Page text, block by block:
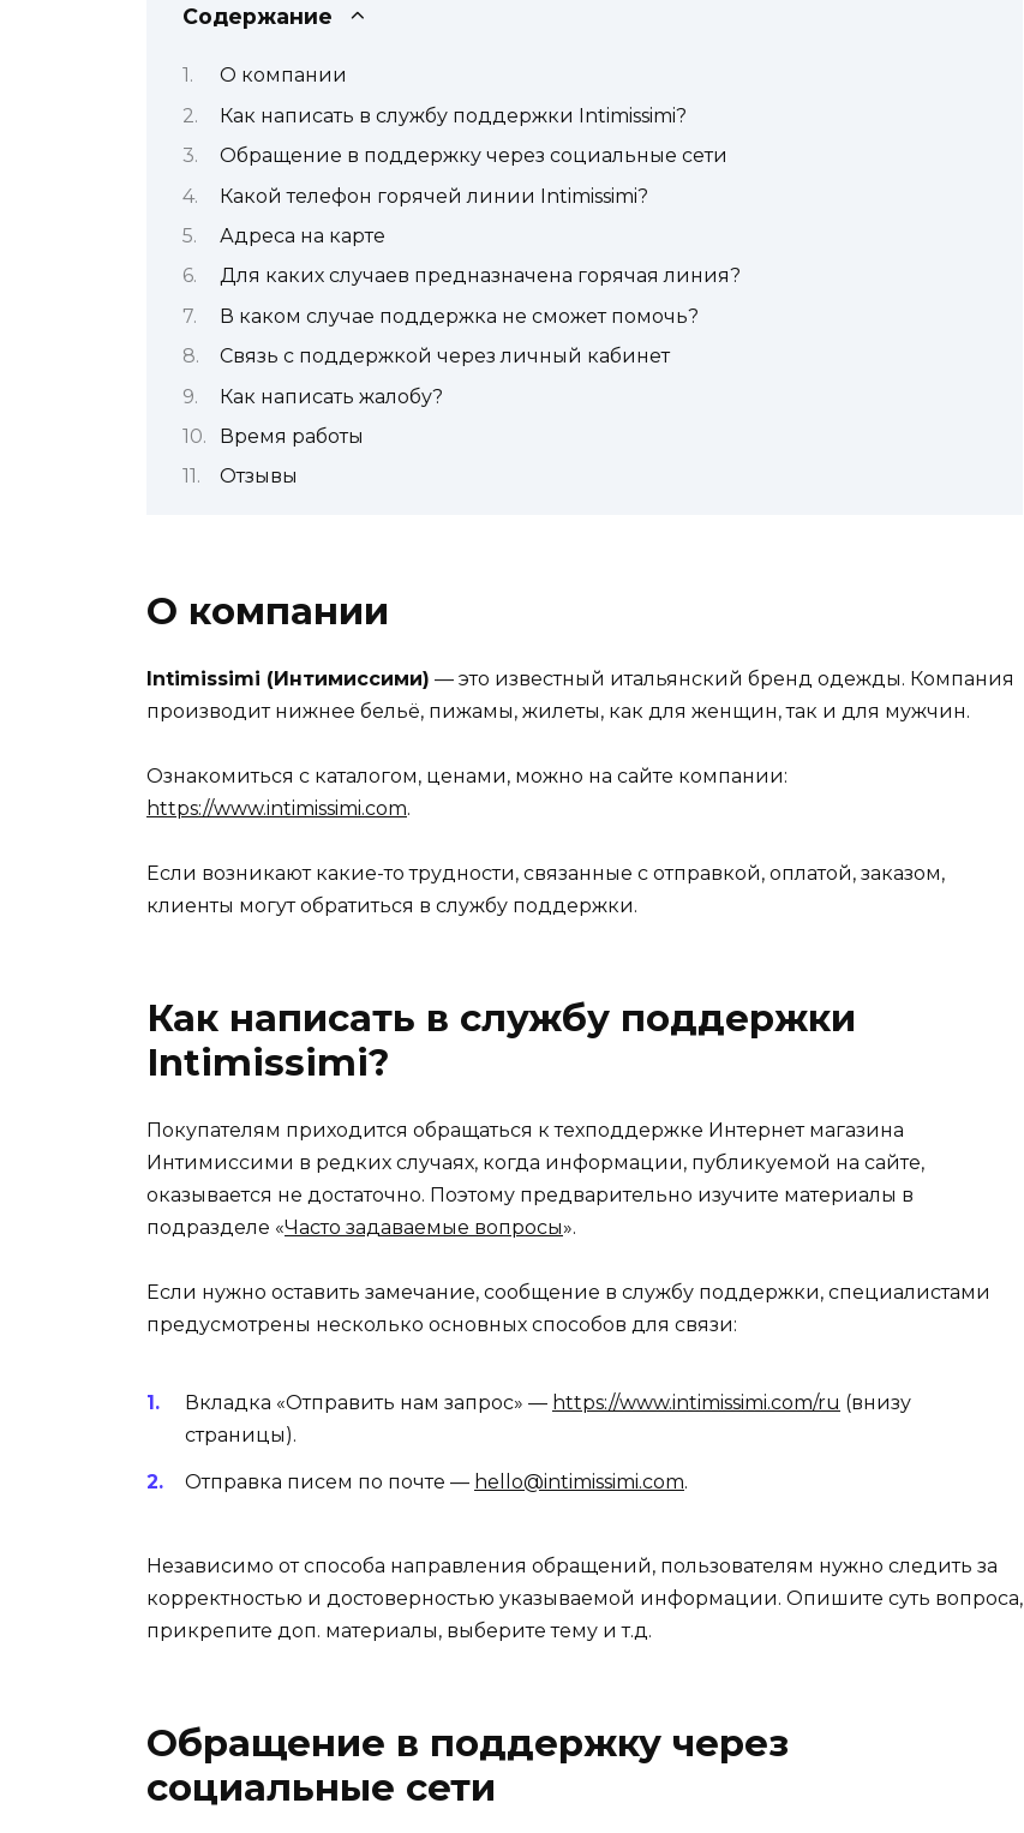
Содержание
О компании
Как написать в службу поддержки Intimissimi?
Обращение в поддержку через социальные сети
Какой телефон горячей линии Intimissimi?
Адреса на карте
Для каких случаев предназначена горячая линия?
В каком случае поддержка не сможет помочь?
Связь с поддержкой через личный кабинет
Как написать жалобу?
Время работы
Отзывы
О компании
Intimissimi (Интимиссими) — это известный итальянский бренд одежды. Компания
производит нижнее бельё, пижамы, жилеты, как для женщин, так и для мужчин.
Ознакомиться с каталогом, ценами, можно на сайте компании:
https://www.intimissimi.com.
Если возникают какие-то трудности, связанные с отправкой, оплатой, заказом,
клиенты могут обратиться в службу поддержки.
Как написать в службу поддержки
Intimissimi?
Покупателям приходится обращаться к техподдержке Интернет магазина
Интимиссими в редких случаях, когда информации, публикуемой на сайте,
оказывается не достаточно. Поэтому предварительно изучите материалы в
подразделе «Часто задаваемые вопросы».
Если нужно оставить замечание, сообщение в службу поддержки, специалистами
предусмотрены несколько основных способов для связи:
Вкладка «Отправить нам запрос» — https://www.intimissimi.com/ru (внизу
страницы).
Отправка писем по почте — hello@intimissimi.com.
Независимо от способа направления обращений, пользователям нужно следить за
корректностью и достоверностью указываемой информации. Опишите суть вопроса,
прикрепите доп. материалы, выберите тему и т.д.
Обращение в поддержку через
социальные сети